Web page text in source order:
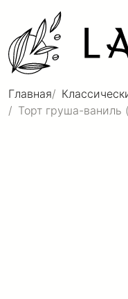
Главная
Торт груша-ваниль